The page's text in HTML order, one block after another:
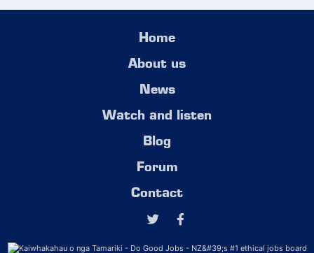
Home
About us
News
Watch and listen
Blog
Forum
Contact